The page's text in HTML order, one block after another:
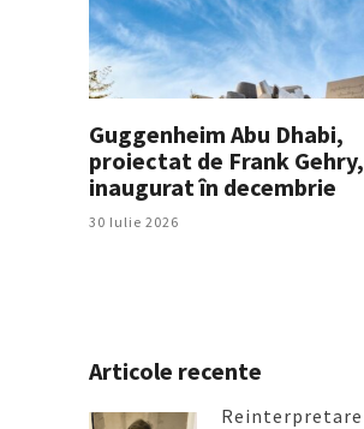
Guggenheim Abu Dhabi,
proiectat de Frank Gehry,
inaugurat în decembrie
30 Iulie 2026
Articole recente
Reinterpretare